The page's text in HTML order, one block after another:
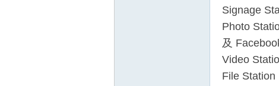
Signage
Photo
及
Video
File